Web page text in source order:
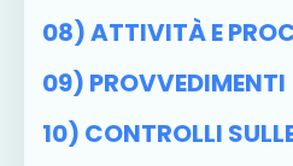
08) ATTIVITÀ E
09) PROVVEDIMENTI
10) CONTROLLI